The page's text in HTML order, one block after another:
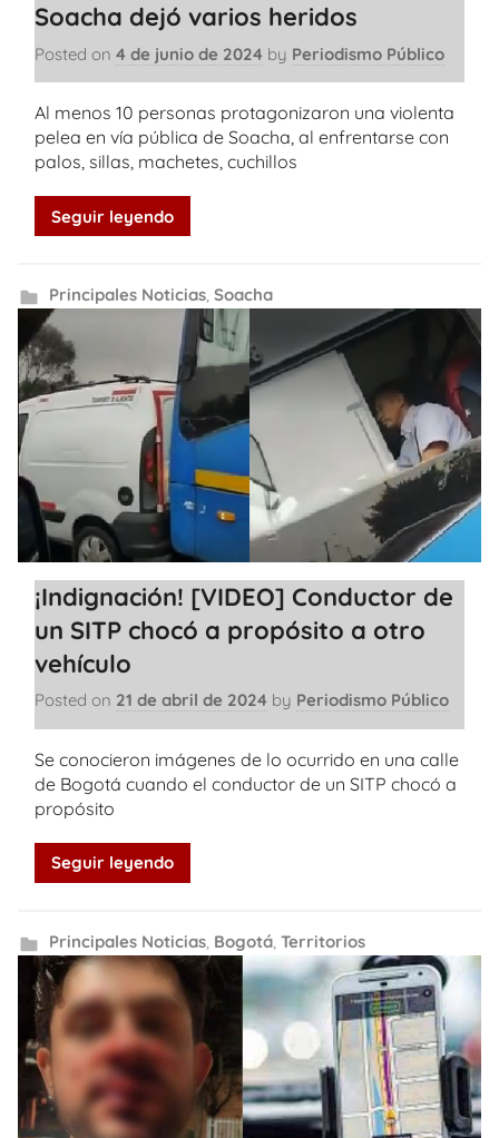
Soacha dejó varios heridos
Posted on 4 de junio de 2024 by Periodismo Público
Al menos 10 personas protagonizaron una violenta
pelea en vía pública de Soacha, al enfrentarse con
palos, sillas, machetes, cuchillos
Seguir leyendo
Principales Noticias, Soacha
¡Indignación! [VIDEO] Conductor de
un SITP chocó a propósito a otro
vehículo
Posted on 21 de abril de 2024 by Periodismo Público
Se conocieron imágenes de lo ocurrido en una calle
de Bogotá cuando el conductor de un SITP chocó a
propósito
Seguir leyendo
Principales Noticias, Bogotá, Territorios